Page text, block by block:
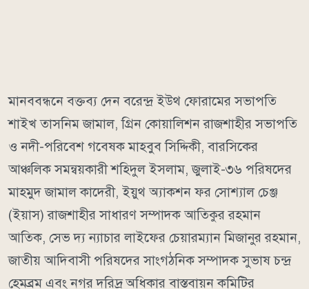
মানববন্ধনে বক্তব্য দেন বরেন্দ্র ইউথ ফোরামের সভাপতি
শাইখ তাসনিম জামাল, গ্রিন কোয়ালিশন রাজশাহীর সভাপতি
ও নদী-পরিবেশ গবেষক মাহবুব সিদ্দিকী, বারসিকের
আঞ্চলিক সমন্বয়কারী শহিদুল ইসলাম, জুলাই-৩৬ পরিষদের
মাহমুদ জামাল কাদেরী, ইয়ুথ অ্যাকশন ফর সোশ্যাল চেঞ্জ
(ইয়াস) রাজশাহীর সাধারণ সম্পাদক আতিকুর রহমান
আতিক, সেভ দ্য ন্যাচার লাইফের চেয়ারম্যান মিজানুর রহমান,
জাতীয় আদিবাসী পরিষদের সাংগঠনিক সম্পাদক সুভাষ চন্দ্র
হেমব্রম এবং নগর দরিদ্র অধিকার বাস্তবায়ন কমিটির